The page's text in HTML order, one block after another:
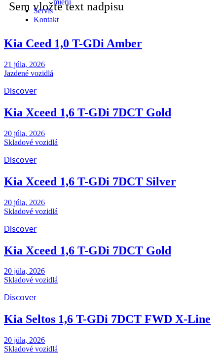
mieru
Servis
Kontakt
Sem vložte text nadpisu
Kia Ceed 1,0 T-GDi Amber
21 júla, 2026
Jazdené vozidlá
Discover
Kia Xceed 1,6 T-GDi 7DCT Gold
20 júla, 2026
Skladové vozidlá
Discover
Kia Xceed 1,6 T-GDi 7DCT Silver
20 júla, 2026
Skladové vozidlá
Discover
Kia Xceed 1,6 T-GDi 7DCT Gold
20 júla, 2026
Skladové vozidlá
Discover
Kia Seltos 1,6 T-GDi 7DCT FWD X-Line
20 júla, 2026
Skladové vozidlá